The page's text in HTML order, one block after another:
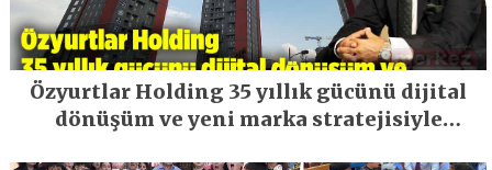
Özyurtlar Holding 35 yıllık gücünü dijital
dönüşüm ve yeni marka stratejisiyle